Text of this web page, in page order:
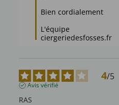
Bien cordialement
L'équipe
ciergeriedesfosses.fr
4/5
Avis vérifié
RAS